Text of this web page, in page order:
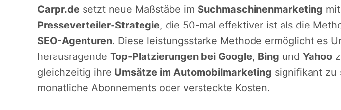
Carpr.de setzt neue Maßstäbe im Suchmaschinenmarketing
Presseverteiler-Strategie, die 50-mal effektiver ist als die
SEO-Agenturen. Diese leistungsstarke Methode ermöglicht es
herausragende Top-Platzierungen bei Google, Bing und Yahoo
gleichzeitig ihre Umsätze im Automobilmarketing signifikant zu
monatliche Abonnements oder versteckte Kosten.